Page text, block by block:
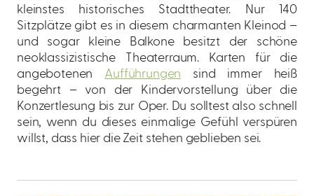
kleinstes historisches Stadttheater. Nur 140
Sitzplätze gibt es in diesem charmanten Kleinod –
und sogar kleine Balkone besitzt der schöne
neoklassizistische Theaterraum. Karten für die
angebotenen Aufführungen sind immer heiß
begehrt – von der Kindervorstellung über die
Konzertlesung bis zur Oper. Du solltest also schnell
sein, wenn du dieses einmalige Gefühl verspüren
willst, dass hier die Zeit stehen geblieben sei.